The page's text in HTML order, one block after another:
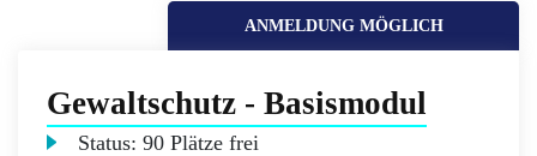
ANMELDUNG MÖGLICH
Gewaltschutz - Basismodul
Status:90 Plätze frei